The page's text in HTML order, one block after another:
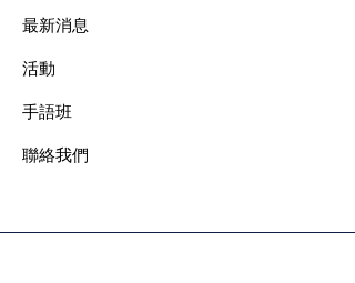
最新消息
​活動
手語班
​聯絡我們